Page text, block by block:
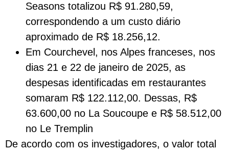
Seasons totalizou R$ 91.280,59,
correspondendo a um custo diário
aproximado de R$ 18.256,12.
Em Courchevel, nos Alpes franceses, nos
dias 21 e 22 de janeiro de 2025, as
despesas identificadas em restaurantes
somaram R$ 122.112,00. Dessas, R$
63.600,00 no La Soucoupe e R$ 58.512,00
no Le Tremplin
De acordo com os investigadores, o valor total